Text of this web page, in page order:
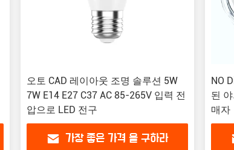
오토 CAD 레이아웃 조명 솔루션 5W
7W E14 E27 C37 AC 85-265V 입력 전
압으로 LED 전구
가장 좋은 가격 을 구하라
NO
된
매자